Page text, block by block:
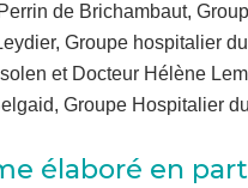
de Brichambaut,
Groupe hospitalier
et Docteur Hélène
Groupe Hospitalier
élaboré en